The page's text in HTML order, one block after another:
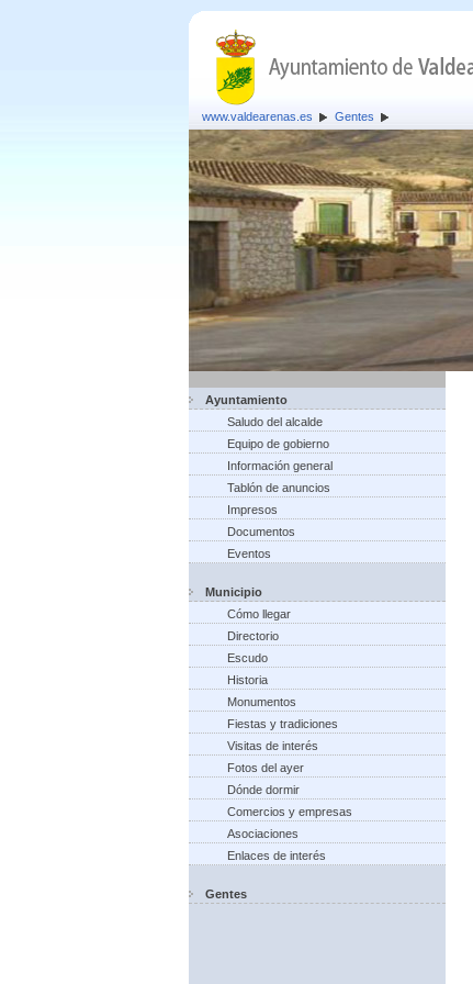
www.valdearenas.es Gentes
Ayuntamiento
Saludo del alcalde
Equipo de gobierno
Información general
Tablón de anuncios
Impresos
Documentos
Eventos
Municipio
Cómo llegar
Directorio
Escudo
Historia
Monumentos
Fiestas y tradiciones
Visitas de interés
Fotos del ayer
Dónde dormir
Comercios y empresas
Asociaciones
Enlaces de interés
Gentes